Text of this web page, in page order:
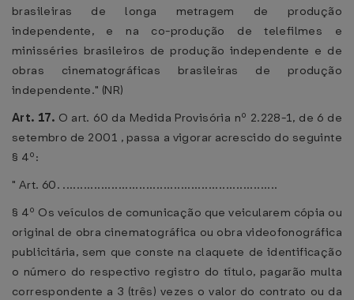
brasileiras de longa metragem de produção
independente, e na co-produção de telefilmes e
minisséries brasileiros de produção independente e de
obras cinematográficas brasileiras de produção
independente." (NR)
Art. 17. O art. 60 da Medida Provisória nº 2.228-1, de 6 de
setembro de 2001 , passa a vigorar acrescido do seguinte
§ 4º:
" Art. 60. ..............................................................
§ 4º Os veículos de comunicação que veicularem cópia ou
original de obra cinematográfica ou obra videofonográfica
publicitária, sem que conste na claquete de identificação
o número do respectivo registro do título, pagarão multa
correspondente a 3 (três) vezes o valor do contrato ou da